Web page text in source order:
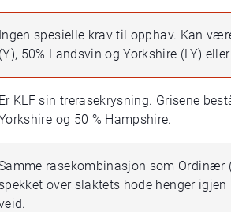
Ingen spesielle krav til opphav. Kan
(Y), 50% Landsvin og Yorkshire (LY)
Er KLF sin trerasekrysning. Grisene
og 50 % Hampshire.
rasekombinasjon som Ordinær
spekket over slaktets hode henger